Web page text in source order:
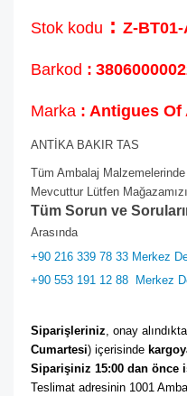
Stok kodu : Z-
Barkod :
Marka : Antigues Of
ANTİKA BAKIR TAS
Tüm Ambalaj
Mevcuttur Lütfen
Tüm Sorun ve
Arasında
+90 216 339 78 33 Merkez
+90 553 191 12 88 Merkez
Siparişleriniz , onay
Cumartesi) içerisinde
Siparişiniz 15:00 dan önce
Teslimat adresinin 1001